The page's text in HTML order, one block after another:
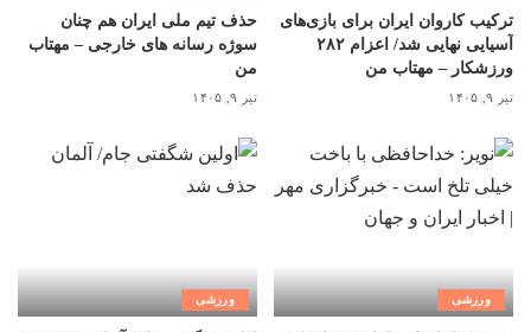
ترکیب کاروان ایران برای بازی‌های
آسیایی نهایی شد/ اعزام ۲۸۲
ورزشکار – مهتاب من
تیر ۹, ۱۴۰۵
حذف تیم ملی ایران هم چنان
سوژه رسانه های خارجی – مهتاب
من
تیر ۹, ۱۴۰۵
ورزشی ورزشی